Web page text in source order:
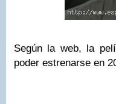
Según la web, la
poder estrenarse en